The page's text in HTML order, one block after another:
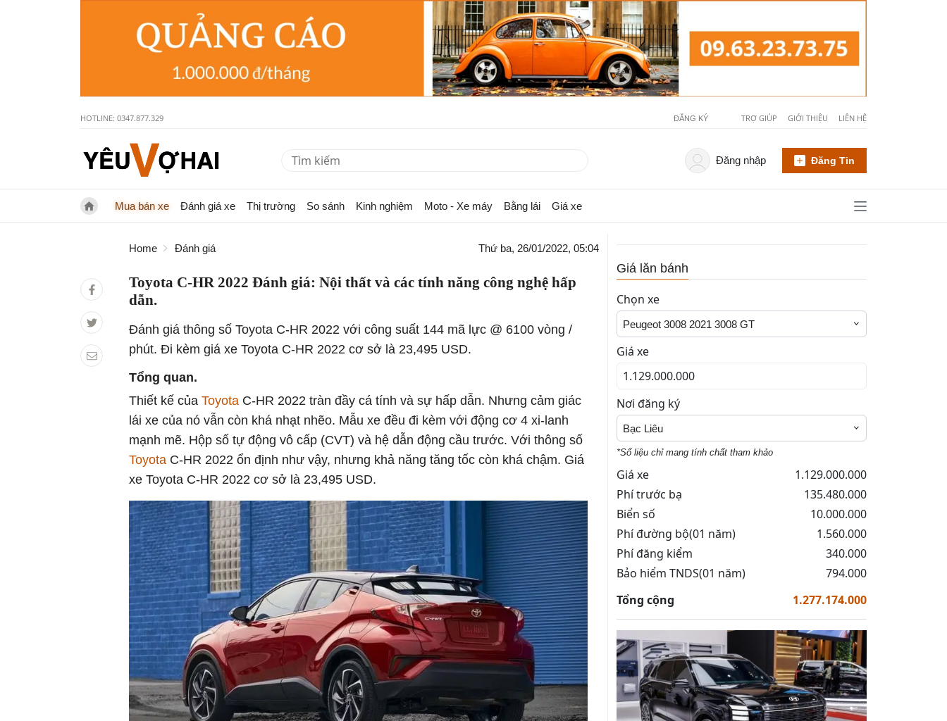
HOTLINE: 0347.877.329 ĐĂNG KÝ TRỢ GIÚP GIỚI THIỆU LIÊN HỆ
Đăng nhập Đăng Tin
Mua bán xe Đánh giá xe Thị trường So sánh Kinh nghiệm Moto - Xe máy Bằng lái Giá xe
Home Đánh giá Thứ ba, 26/01/2022, 05:04
Toyota C-HR 2022 Đánh giá: Nội thất và các tính năng công nghệ hấp
dẫn.
Đánh giá thông số Toyota C-HR 2022 với công suất 144 mã lực @ 6100 vòng /
phút. Đi kèm giá xe Toyota C-HR 2022 cơ sở là 23,495 USD.
Tổng quan.
Thiết kế của Toyota C-HR 2022 tràn đầy cá tính và sự hấp dẫn. Nhưng cảm giác
lái xe của nó vẫn còn khá nhạt nhẽo. Mẫu xe đều đi kèm với động cơ 4 xi-lanh
mạnh mẽ. Hộp số tự động vô cấp (CVT) và hệ dẫn động cầu trước. Với thông số
Toyota C-HR 2022 ổn định như vậy, nhưng khả năng tăng tốc còn khá chậm. Giá
xe Toyota C-HR 2022 cơ sở là 23,495 USD.
Giá lăn bánh
Chọn xe
Peugeot 3008 2021 3008 GT
Giá xe
Nơi đăng ký
Bạc Liêu
*Số liệu chỉ mang tính chất tham khảo
Giá xe
1.129.000.000
Phí trước bạ
135.480.000
Biển số
10.000.000
Phí đường bộ(01 năm)
1.560.000
Phí đăng kiểm
340.000
Bảo hiểm TNDS(01 năm)
794.000
Tổng cộng
1.277.174.000